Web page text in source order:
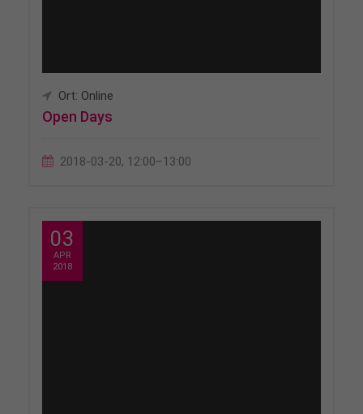
Ort: Online
Open Days
2018-03-20, 12:00–13:00
03
APR
2018